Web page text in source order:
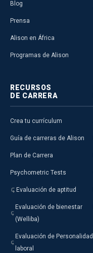
Blog
Prensa
Alison en África
Programas de Alison
RECURSOS
DE CARRERA
Crea tu currículum
Guía de carreras de Alison
Plan de Carrera
Psychometric Tests
Evaluación de aptitud
Evaluación de bienestar
(Welliba)
Evaluación de Personalidad
laboral